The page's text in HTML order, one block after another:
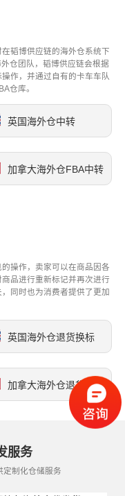
韬博供应链的海外仓系统下
仓团队，韬博供应链会根据
作，并通过自有的卡车车队
仓库。
英国海外仓中转
加拿大海外仓FBA中转
操作，卖家可以在商品因各
品进行重新标记并再次进行
同时也为消费者提供了更加
英国海外仓退货换标
加拿大海外仓退货换标
服务
定制化仓储服务